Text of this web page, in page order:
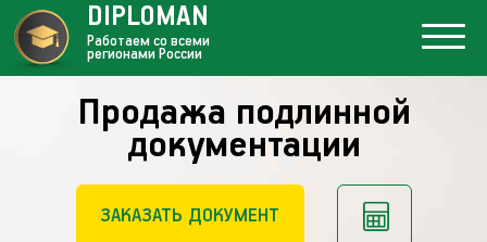
Продажа подлинной
документации
ЗАКАЗАТЬ ДОКУМЕНТ
DIPLOMAN
Работаем со всеми
регионами России